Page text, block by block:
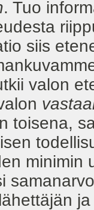
. Tuo
siis
valon
toisena,
minimin